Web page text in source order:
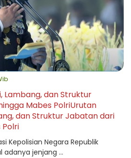
Lambang, dan Struktur
Mabes PolriUrutan
dan Struktur Jabatan dari
Polri
Kepolisian Negara Republik
adanya jenjang ...